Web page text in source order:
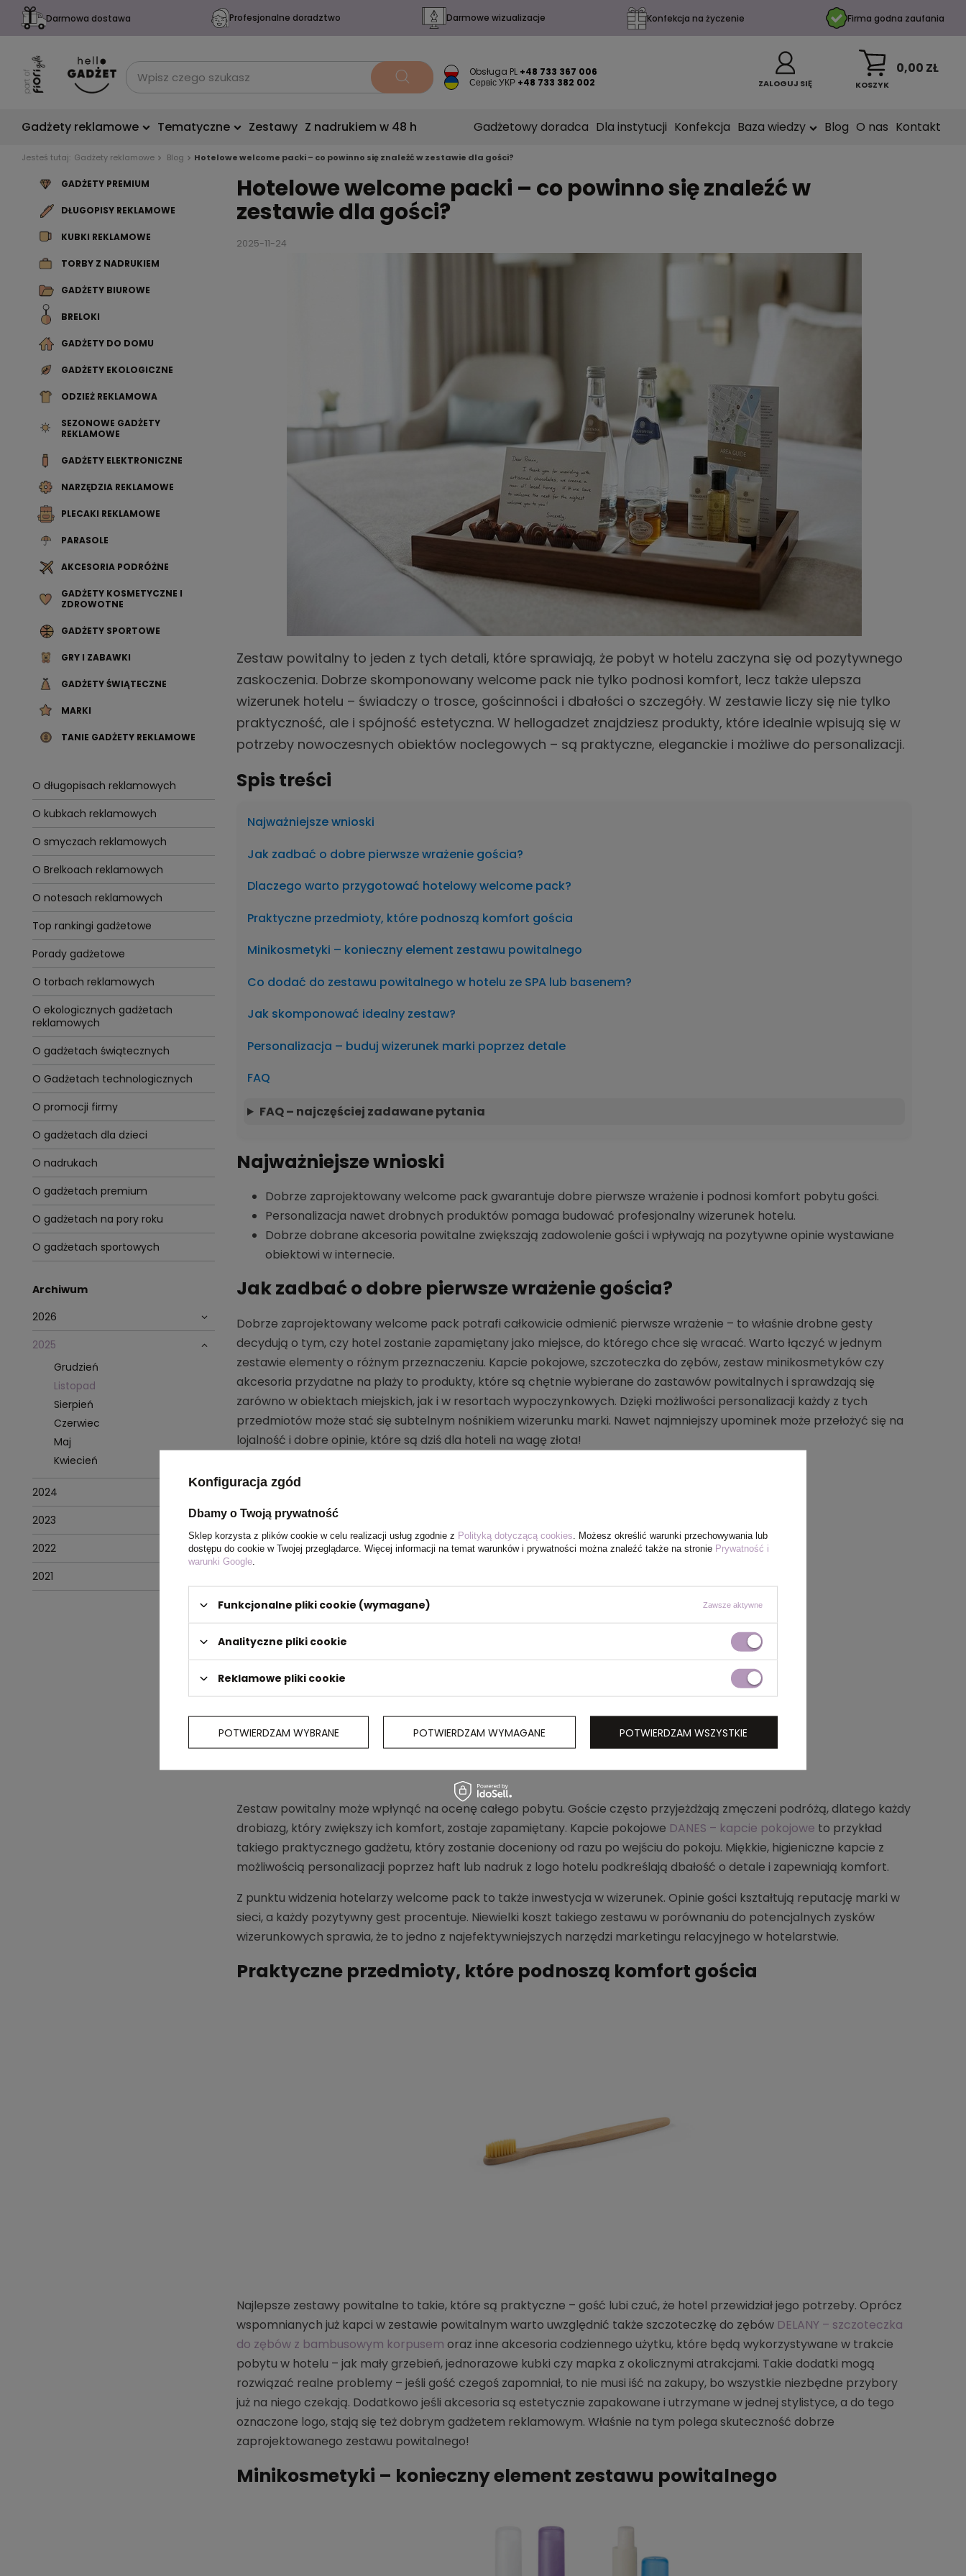
Darmowa dostawa Profesjonalne doradztwo Darmowe wizualizacje Konfekcja na życzenie Firma godna zaufania
Obsługa PL +48 733 367 006
Сервіс УКР +48 733 382 002 ZALOGUJ SIĘ KOSZYK
0,00 ZŁ
Gadżety reklamowe Tematyczne Zestawy Z nadrukiem w 48 h Gadżetowy doradca Dla instytucji Konfekcja Baza wiedzy Blog O nas Kontakt
Jesteś tutaj: Gadżety reklamowe Blog Hotelowe welcome packi – co powinno się znaleźć w zestawie dla gości?
GADŻETY PREMIUM
DŁUGOPISY REKLAMOWE
KUBKI REKLAMOWE
TORBY Z NADRUKIEM
GADŻETY BIUROWE
BRELOKI
GADŻETY DO DOMU
GADŻETY EKOLOGICZNE
ODZIEŻ REKLAMOWA
SEZONOWE GADŻETY
REKLAMOWE
GADŻETY ELEKTRONICZNE
NARZĘDZIA REKLAMOWE
PLECAKI REKLAMOWE
PARASOLE
AKCESORIA PODRÓŻNE
GADŻETY KOSMETYCZNE I
ZDROWOTNE
GADŻETY SPORTOWE
GRY I ZABAWKI
GADŻETY ŚWIĄTECZNE
MARKI
TANIE GADŻETY REKLAMOWE
O długopisach reklamowych
O kubkach reklamowych
O smyczach reklamowych
O Brelkoach reklamowych
O notesach reklamowych
Top rankingi gadżetowe
Porady gadżetowe
O torbach reklamowych
O ekologicznych gadżetach
reklamowych
O gadżetach świątecznych
O Gadżetach technologicznych
O promocji firmy
O gadżetach dla dzieci
O nadrukach
O gadżetach premium
O gadżetach na pory roku
O gadżetach sportowych
Archiwum
2026
2025
Grudzień
Listopad
Sierpień
Czerwiec
Maj
Kwiecień
2024
2023
2022
2021
Hotelowe welcome packi – co powinno się znaleźć w
zestawie dla gości?
2025-11-24
Zestaw powitalny to jeden z tych detali, które sprawiają, że pobyt w hotelu zaczyna się od pozytywnego
zaskoczenia. Dobrze skomponowany welcome pack nie tylko podnosi komfort, lecz także ulepsza
wizerunek hotelu – świadczy o trosce, gościnności i dbałości o szczegóły. W zestawie liczy się nie tylko
praktyczność, ale i spójność estetyczna. W hellogadzet znajdziesz produkty, które idealnie wpisują się w
potrzeby nowoczesnych obiektów noclegowych – są praktyczne, eleganckie i możliwe do personalizacji.
Spis treści
Najważniejsze wnioski
Jak zadbać o dobre pierwsze wrażenie gościa?
Dlaczego warto przygotować hotelowy welcome pack?
Praktyczne przedmioty, które podnoszą komfort gościa
Minikosmetyki – konieczny element zestawu powitalnego
Co dodać do zestawu powitalnego w hotelu ze SPA lub basenem?
Jak skomponować idealny zestaw?
Personalizacja – buduj wizerunek marki poprzez detale
FAQ
FAQ – najczęściej zadawane pytania
Najważniejsze wnioski
Dobrze zaprojektowany welcome pack gwarantuje dobre pierwsze wrażenie i podnosi komfort pobytu gości.
Personalizacja nawet drobnych produktów pomaga budować profesjonalny wizerunek hotelu.
Dobrze dobrane akcesoria powitalne zwiększają zadowolenie gości i wpływają na pozytywne opinie wystawiane
obiektowi w internecie.
Jak zadbać o dobre pierwsze wrażenie gościa?
Dobrze zaprojektowany welcome pack potrafi całkowicie odmienić pierwsze wrażenie – to właśnie drobne gesty
decydują o tym, czy hotel zostanie zapamiętany jako miejsce, do którego chce się wracać. Warto łączyć w jednym
zestawie elementy o różnym przeznaczeniu. Kapcie pokojowe, szczoteczka do zębów, zestaw minikosmetyków czy
akcesoria przydatne na plaży to produkty, które są chętnie wybierane do zastawów powitalnych i sprawdzają się
zarówno w obiektach miejskich, jak i w resortach wypoczynkowych. Dzięki możliwości personalizacji każdy z tych
przedmiotów może stać się subtelnym nośnikiem wizerunku marki. Nawet najmniejszy upominek może przełożyć się na
lojalność i dobre opinie, które są dziś dla hoteli na wagę złota!
Dlaczego warto przygotować hotelowy welcome pack?
Zestaw powitalny może wpłynąć na ocenę całego pobytu. Goście często przyjeżdżają zmęczeni podróżą, dlatego każdy
drobiazg, który zwiększy ich komfort, zostaje zapamiętany. Kapcie pokojowe DANES – kapcie pokojowe to przykład
takiego praktycznego gadżetu, który zostanie doceniony od razu po wejściu do pokoju. Miękkie, higieniczne kapcie z
możliwością personalizacji poprzez haft lub nadruk z logo hotelu podkreślają dbałość o detale i zapewniają komfort.
Z punktu widzenia hotelarzy welcome pack to także inwestycja w wizerunek. Opinie gości kształtują reputację marki w
sieci, a każdy pozytywny gest procentuje. Niewielki koszt takiego zestawu w porównaniu do potencjalnych zysków
wizerunkowych sprawia, że to jedno z najefektywniejszych narzędzi marketingu relacyjnego w hotelarstwie.
Praktyczne przedmioty, które podnoszą komfort gościa
Najlepsze zestawy powitalne to takie, które są praktyczne – gość lubi czuć, że hotel przewidział jego potrzeby. Oprócz
wspomnianych już kapci w zestawie powitalnym warto uwzględnić także szczoteczkę do zębów DELANY – szczoteczka
do zębów z bambusowym korpusem oraz inne akcesoria codziennego użytku, które będą wykorzystywane w trakcie
pobytu w hotelu – jak mały grzebień, jednorazowe kubki czy mapka z okolicznymi atrakcjami. Takie dodatki mogą
rozwiązać realne problemy – jeśli gość czegoś zapomniał, to nie musi iść na zakupy, bo wszystkie niezbędne przybory
już na niego czekają. Dodatkowo jeśli akcesoria są estetycznie zapakowane i utrzymane w jednej stylistyce, a do tego
oznaczone logo, stają się też dobrym gadżetem reklamowym. Właśnie na tym polega skuteczność dobrze
zaprojektowanego zestawu powitalnego!
Minikosmetyki – konieczny element zestawu powitalnego
Konfiguracja zgód
Dbamy o Twoją prywatność
Sklep korzysta z plików cookie w celu realizacji usług zgodnie z Polityką dotyczącą cookies . Możesz określić warunki przechowywania lub
dostępu do cookie w Twojej przeglądarce. Więcej informacji na temat warunków i prywatności można znaleźć także na stronie Prywatność i
warunki Google
Funkcjonalne pliki cookie (wymagane) Zawsze aktywne
Analityczne pliki cookie
Reklamowe pliki cookie
POTWIERDZAM WYBRANE POTWIERDZAM WYMAGANE POTWIERDZAM WSZYSTKIE